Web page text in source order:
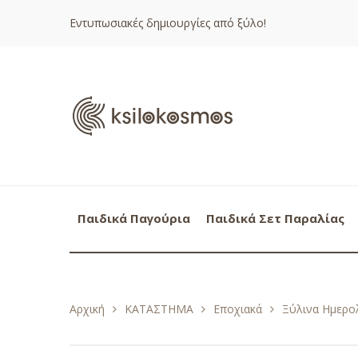
Εντυπωσιακές δημιουργίες από ξύλο!
Παιδικά Παγούρια Παιδικά Σετ Παραλίας
Αρχική ΚΑΤΑΣΤΗΜΑ Εποχιακά Ξύλινα